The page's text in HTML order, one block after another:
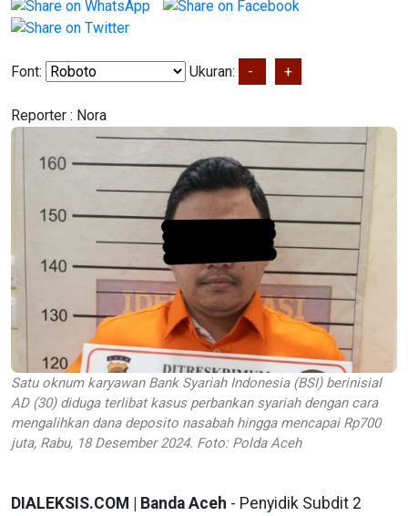
Font: Ukuran: - +
Reporter : Nora
Satu oknum karyawan Bank Syariah Indonesia (BSI) berinisial
AD (30) diduga terlibat kasus perbankan syariah dengan cara
mengalihkan dana deposito nasabah hingga mencapai Rp700
juta, Rabu, 18 Desember 2024. Foto: Polda Aceh
DIALEKSIS.COM | Banda Aceh - Penyidik Subdit 2